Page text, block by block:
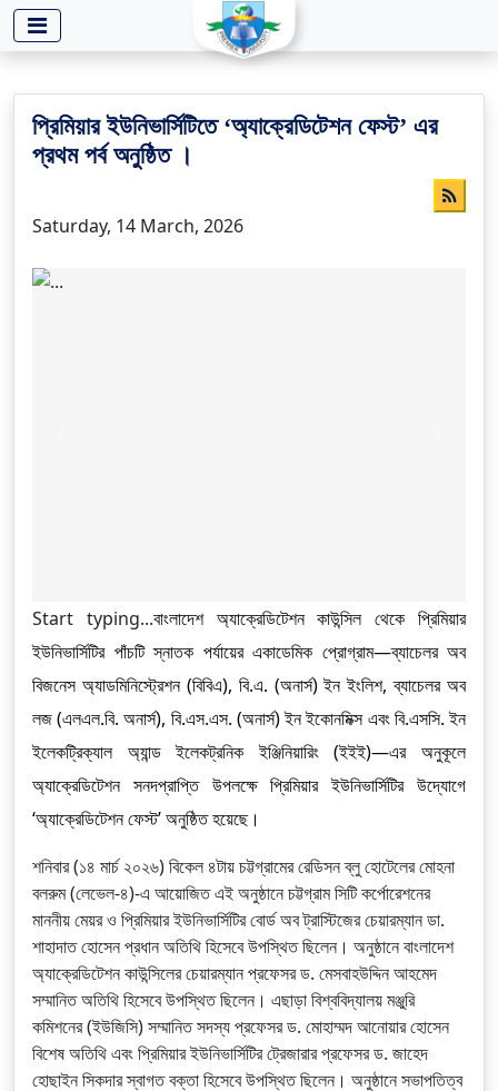
-->
প্রিমিয়ার ইউনিভার্সিটিতে ‘অ্যাক্রেডিটেশন ফেস্ট’ এর
প্রথম পর্ব অনুষ্ঠিত ।
Saturday, 14 March, 2026
Start typing...বাংলাদেশ অ্যাক্রেডিটেশন কাউন্সিল থেকে প্রিমিয়ার
ইউনিভার্সিটির পাঁচটি স্নাতক পর্যায়ের একাডেমিক প্রোগ্রাম—ব্যাচেলর অব
বিজনেস অ্যাডমিনিস্ট্রেশন (বিবিএ), বি.এ. (অনার্স) ইন ইংলিশ, ব্যাচেলর অব
লজ (এলএল.বি. অনার্স), বি.এস.এস. (অনার্স) ইন ইকোনমিক্স এবং বি.এসসি. ইন
ইলেকট্রিক্যাল অ্যান্ড ইলেকট্রনিক ইঞ্জিনিয়ারিং (ইইই)—এর অনুকূলে
অ্যাক্রেডিটেশন সনদপ্রাপ্তি উপলক্ষে প্রিমিয়ার ইউনিভার্সিটির উদ্যোগে
‘অ্যাক্রেডিটেশন ফেস্ট’ অনুষ্ঠিত হয়েছে।
শনিবার (১৪ মার্চ ২০২৬) বিকেল ৪টায় চট্টগ্রামের রেডিসন ব্লু হোটেলের মোহনা
বলরুম (লেভেল-৪)-এ আয়োজিত এই অনুষ্ঠানে চট্টগ্রাম সিটি কর্পোরেশনের
মাননীয় মেয়র ও প্রিমিয়ার ইউনিভার্সিটির বোর্ড অব ট্রাস্টিজের চেয়ারম্যান ডা.
শাহাদাত হোসেন প্রধান অতিথি হিসেবে উপস্থিত ছিলেন। অনুষ্ঠানে বাংলাদেশ
অ্যাক্রেডিটেশন কাউন্সিলের চেয়ারম্যান প্রফেসর ড. মেসবাহউদ্দিন আহমেদ
সম্মানিত অতিথি হিসেবে উপস্থিত ছিলেন। এছাড়া বিশ্ববিদ্যালয় মঞ্জুরি
কমিশনের (ইউজিসি) সম্মানিত সদস্য প্রফেসর ড. মোহাম্মদ আনোয়ার হোসেন
বিশেষ অতিথি এবং প্রিমিয়ার ইউনিভার্সিটির ট্রেজারার প্রফেসর ড. জাহেদ
হোছাইন সিকদার স্বাগত বক্তা হিসেবে উপস্থিত ছিলেন। অনুষ্ঠানে সভাপতিত্ব